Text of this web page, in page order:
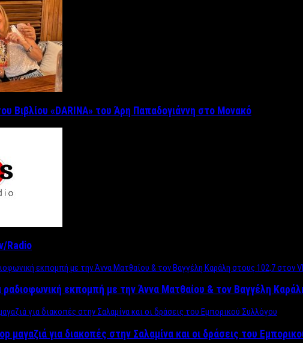
Βιβλίου «DARINA» του Άρη Παπαδογιάννη στο Μονακό
Radio
ραδιοφωνική εκπομπή με την Άννα Ματθαίου & τον Βαγγέλη
μαγαζιά για διακοπές στην Σαλαμίνα και οι δράσεις του